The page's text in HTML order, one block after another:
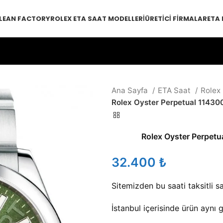
FACTORYROLEX ETA SAAT MODELLERIÜRETICI FIRMALARETA
Ana Sayfa ETA Saat
Rolex Oyster Perpetual
Rolex Oyster
₺
Sitemizden bu saati taksitli
İstanbul içerisinde ürün aynı